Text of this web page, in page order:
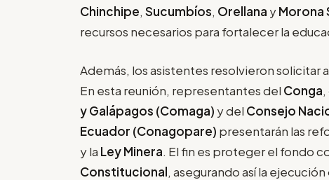
Chinchipe, Sucumbíos, Orellana yMorona
recursos necesarios para fortalecer la
Además, los asistentes resolvieron solicitar
En esta reunión, representantes del Conga
y Galápagos (Comaga) y del Consejo
Ecuador (Conagopare) presentarán las
y la Ley Minera. El fin es proteger el fondo
Constitucional, asegurando así la